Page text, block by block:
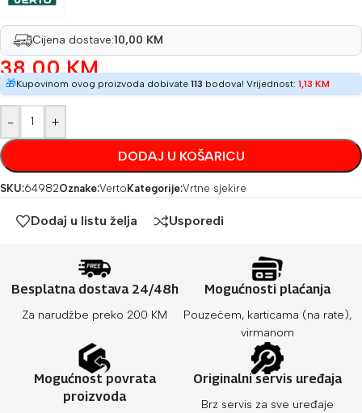
Cijena dostave:10,00 KM
38,00KM
🎁Kupovinom ovog proizvoda dobivate 113 bodova! Vrijednost: 1,13 KM
- +
DODAJ U KOŠARICU
SKU:64982Oznake:Verto Kategorije:Vrtne sjekire
Dodaj u listu želja Usporedi
Besplatna dostava 24/48h
Za narudžbe preko 200 KM
Mogućnosti plaćanja
Pouzećem, karticama (na rate),
virmanom
Mogućnost povrata
proizvoda
Originalni servis uređaja
Brz servis za sve uređaje